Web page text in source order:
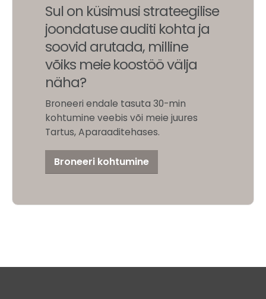
Sul on küsimusi strateegilise
joondatuse auditi kohta ja
soovid arutada, milline
võiks meie koostöö välja
näha?
Broneeri endale tasuta 30-min
kohtumine veebis või meie juures
Tartus, Aparaaditehases.
Broneeri kohtumine